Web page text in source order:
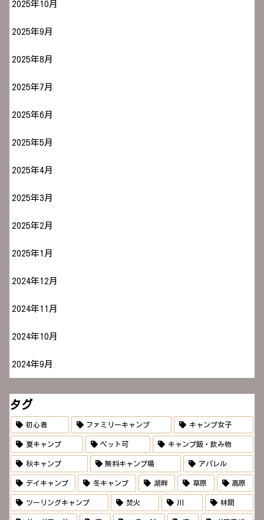
2025年10月
2025年9月
2025年8月
2025年7月
2025年6月
2025年5月
2025年4月
2025年3月
2025年2月
2025年1月
2024年12月
2024年11月
2024年10月
2024年9月
タグ
初心者 ファミリーキャンプ キャンプ女子
夏キャンプ ペット可 キャンプ飯・飲み物
秋キャンプ 無料キャンプ場 アパレル
デイキャンプ 冬キャンプ 湖畔 草原 高原
ツーリングキャンプ 焚火 川 林間